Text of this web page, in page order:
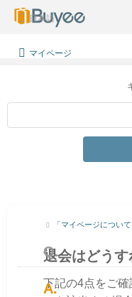
日本語
マイページ
「マイページについ
退会はどうす
下記の4点をご